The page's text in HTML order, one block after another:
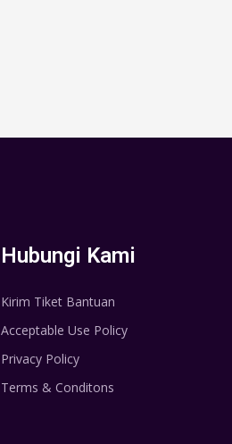
Hubungi Kami
Kirim Tiket Bantuan
Acceptable Use Policy
Privacy Policy
Terms & Conditons